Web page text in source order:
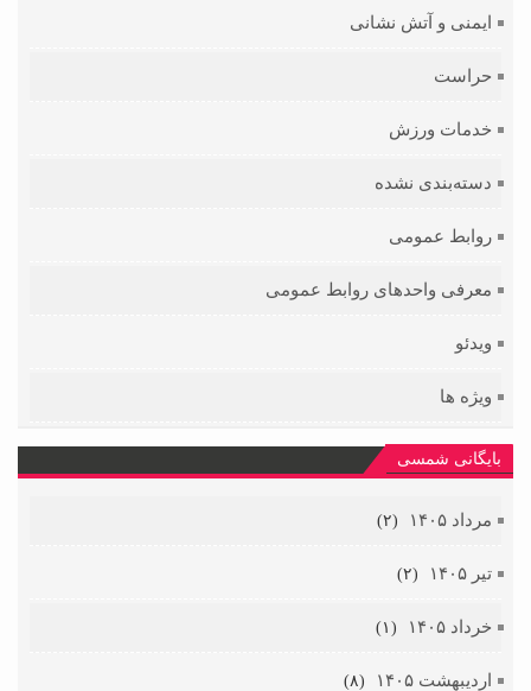
ایمنی و آتش نشانی
حراست
خدمات ورزش
دسته‌بندی نشده
روابط عمومی
معرفی واحدهای روابط عمومی
ویدئو
ویژه ها
بایگانی شمسی
مرداد ۱۴۰۵ (۲)
تیر ۱۴۰۵ (۲)
خرداد ۱۴۰۵ (۱)
اردیبهشت ۱۴۰۵ (۸)